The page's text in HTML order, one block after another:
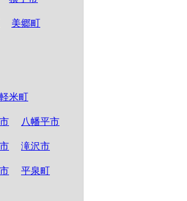
美郷町
軽米町
八幡平市
滝沢市
平泉町